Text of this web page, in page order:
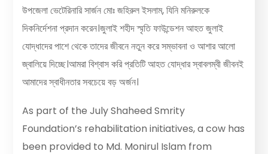
উপজেলা ভেটেরিনারি সার্জন মোঃ জহিরুল ইসলাম, যিনি মনিরুলকে
দিকনির্দেশনা প্রদান করেন।জুলাই শহীদ স্মৃতি ফাউন্ডেশন আহত জুলাই
যোদ্ধাদের পাশে থেকে তাদের জীবনে নতুন করে সম্ভাবনা ও আশার আলো
জ্বালিয়ে দিচ্ছে।আমরা বিশ্বাস করি প্রতিটি আহত যোদ্ধার স্বাবলম্বী জীবনই
আমাদের স্বাধীনতার সবচেয়ে বড় অর্জন।
As part of the July Shaheed Smrity
Foundation’s rehabilitation initiatives, a cow has
been provided to Md. Monirul Islam from